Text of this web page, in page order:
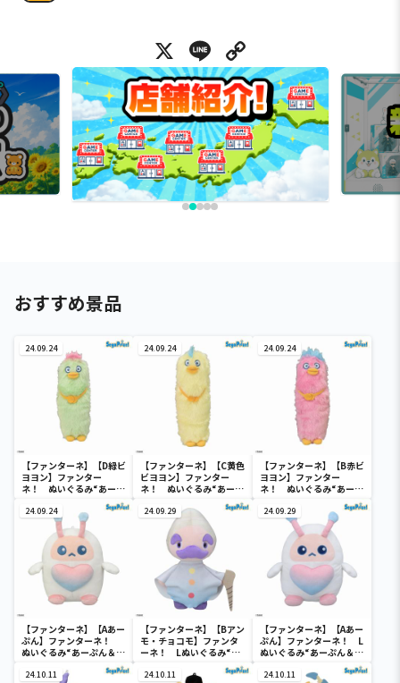
X Line
おすすめ景品
24.09.24
【ファンターネ】【D緑ビ
ヨヨン】ファンター
ネ！ ぬいぐるみ“あーぷ
24.09.24
【ファンターネ】【C黄色
ビヨヨン】ファンター
ネ！ ぬいぐるみ“あーぷ
24.09.24
【ファンターネ】【B赤ビ
ヨヨン】ファンター
ネ！ ぬいぐるみ“あーぷ
24.09.24
【ファンターネ】【Aあー
ぷん】ファンターネ！
ぬいぐるみ“あーぷん＆ビ
24.09.29
【ファンターネ】【Bアン
モ・チョコモ】ファンタ
ーネ！ Lぬいぐるみ“あ
モ”
24.09.29
【ファンターネ】【Aあー
ぷん】ファンターネ！ L
ぬいぐるみ“あーぷん＆ア
24.10.11 24.10.11 24.10.11